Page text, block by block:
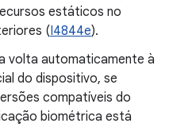
estáticos no
(I4844e).
volta automaticamente à
do dispositivo, se
compatíveis do
biométrica está